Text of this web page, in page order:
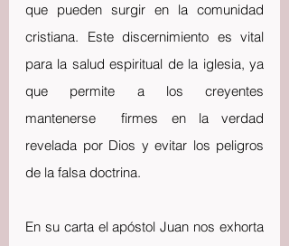
que pueden surgir en la comunidad
cristiana. Este discernimiento es vital
para la salud espiritual de la iglesia, ya
que permite a los creyentes
mantenerse  firmes en la verdad
revelada por Dios y evitar los peligros
de la falsa doctrina.
En su carta el apóstol Juan nos exhorta